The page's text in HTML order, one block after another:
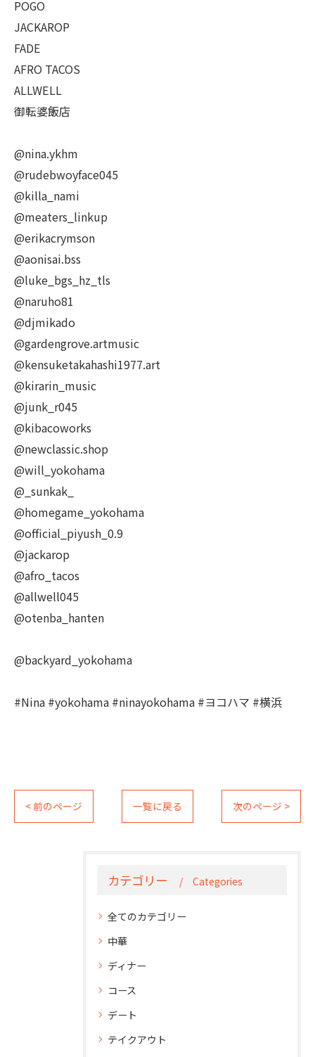
POGO
JACKAROP
FADE
AFRO TACOS
ALLWELL
御転婆飯店
@nina.ykhm
@rudebwoyface045
@killa_nami
@meaters_linkup
@erikacrymson
@aonisai.bss
@luke_bgs_hz_tls
@naruho81
@djmikado
@gardengrove.artmusic
@kensuketakahashi1977.art
@kirarin_music
@junk_r045
@kibacoworks
@newclassic.shop
@will_yokohama
@_sunkak_
@homegame_yokohama
@official_piyush_0.9
@jackarop
@afro_tacos
@allwell045
@otenba_hanten
@backyard_yokohama
#Nina #yokohama #ninayokohama #ヨコハマ #横浜
< 前のページ 一覧に戻る 次のページ >
カテゴリー Categories
全てのカテゴリー
中華
ディナー
コース
デート
テイクアウト